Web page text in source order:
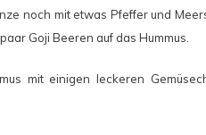
noch mit etwas Pfeffer und
Goji Beeren auf das Hummus.
mit einigen leckeren